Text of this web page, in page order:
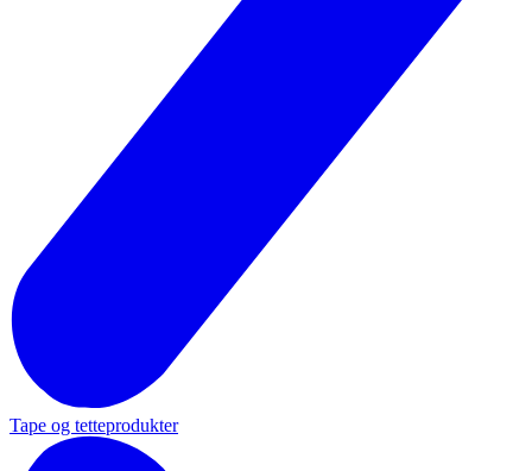
Tape og tetteprodukter